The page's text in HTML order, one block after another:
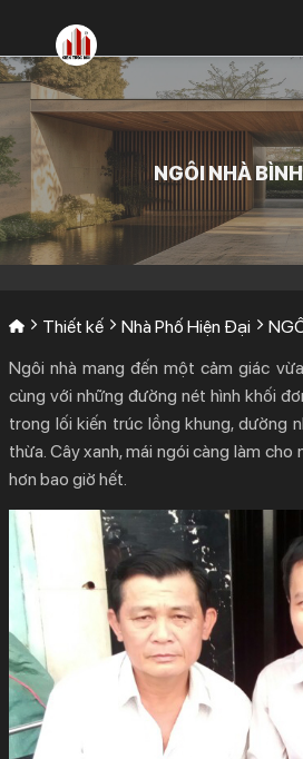
nội
dung
NGÔI NHÀ
Thiết kế Nhà Phố Hiện Đại
Ngôi nhà mang đến một cảm giác
cùng với những đường nét hình khối
trong lối kiến trúc lồng khung, dường
thừa. Cây xanh, mái ngói càng làm cho
hơn bao giờ hết.